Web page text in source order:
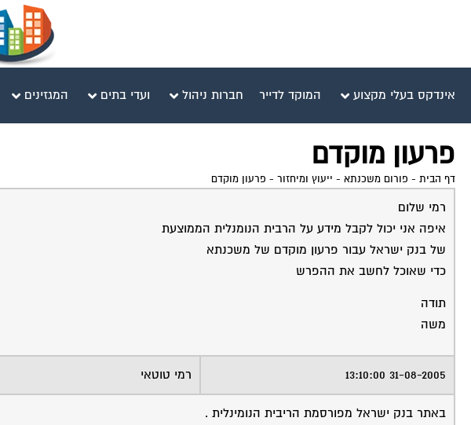
אינדקס בעלי מקצוע המוקד לדייר חברות ניהול ועדי בתים המגזינים
פרעון מוקדם
דף הבית - פורום משכנתא - ייעוץ ומיחזור - פרעון מוקדם
רמי שלום
איפה אני יכול לקבל מידע על הרבית הנומנלית הממוצעת
של בנק ישראל עבור פרעון מוקדם של משכנתא
כדי שאוכל לחשב את ההפרש
תודה
משה
31-08-2005 13:10:00 רמי טוטאי
באתר בנק ישראל מפורסמת הריבית הנומינלית .